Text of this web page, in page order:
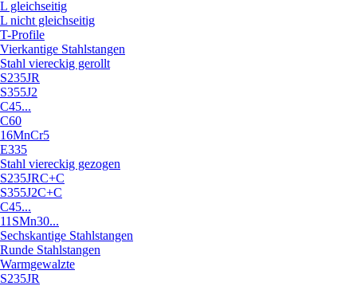
L gleichseitig
L nicht gleichseitig
T-Profile
Vierkantige Stahlstangen
Stahl viereckig gerollt
S235JR
S355J2
C45...
C60
16MnCr5
E335
Stahl viereckig gezogen
S235JRC+C
S355J2C+C
C45...
11SMn30...
Sechskantige Stahlstangen
Runde Stahlstangen
Warmgewalzte
S235JR